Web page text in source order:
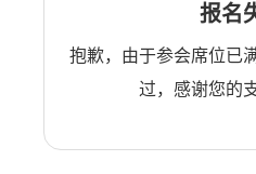
报名
抱歉，由于参会席位已
过，感谢您的